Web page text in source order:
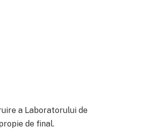
a Laboratorului de
de final.